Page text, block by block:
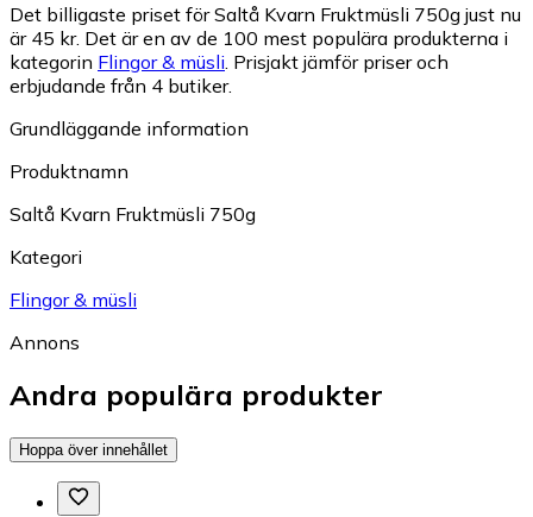
Det billigaste priset för Saltå Kvarn Fruktmüsli 750g just nu
är 45 kr. Det är en av de 100 mest populära produkterna i
kategorin Flingor & müsli Prisjakt jämför priser och
erbjudande från 4 butiker.
Grundläggande information
Produktnamn
Saltå Kvarn Fruktmüsli 750g
Kategori
Flingor & müsli
Annons
Andra populära produkter
Hoppa över innehållet